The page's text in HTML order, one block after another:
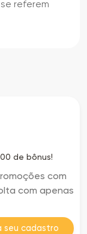
referem
de bônus!
com
com apenas
seu cadastro